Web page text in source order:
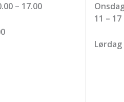
– 17.00
11 – 17
Lørdag